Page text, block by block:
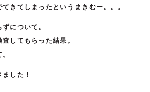
きてしまったというまきむー。。。
について。
してもらった結果。
した！